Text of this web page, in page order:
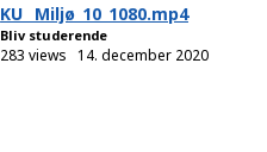
KU_ Miljø_10_1080.mp4
Bliv studerende
283 views 14. december 2020